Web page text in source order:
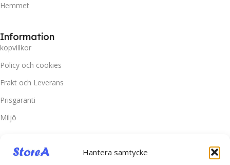
Hantera samtycke
Hemmet
Information
kopvillkor
Policy och cookies
Frakt och Leverans
Prisgaranti
Miljö
Kundtjänst
Kontakta oss